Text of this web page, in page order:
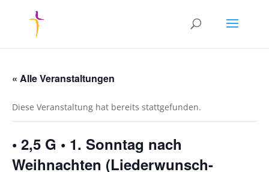
« Alle Veranstaltungen
Diese Veranstaltung hat bereits stattgefunden.
• 2,5 G • 1. Sonntag nach
Weihnachten (Liederwunsch-